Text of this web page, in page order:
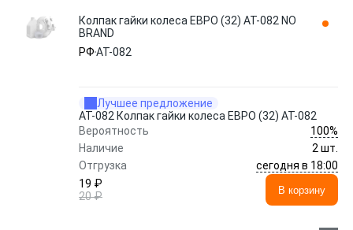
Колпак гайки колеса ЕВРО (32) АТ-082 NO
BRAND
РФАТ-082
Лучшее предложение
АТ-082 Колпак гайки колеса ЕВРО (32) АТ-082
Вероятность
100%
Наличие
2 шт.
Отгрузка
сегодня в 18:00
19 ₽
20 ₽
В корзину